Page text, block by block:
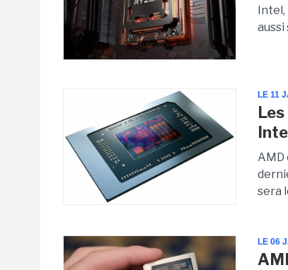
LE 11
Intel
AMD
sera
LE 06